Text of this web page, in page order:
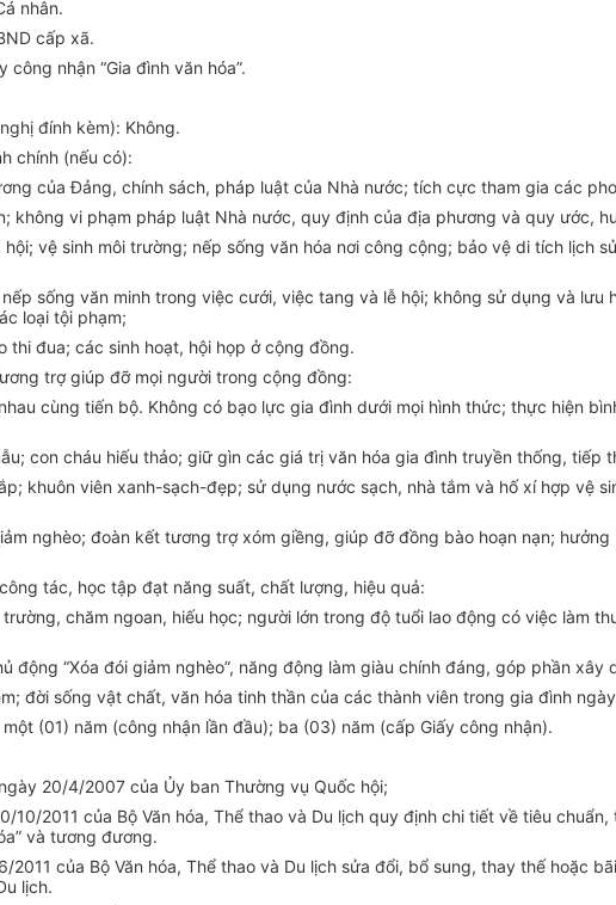
nhân.
cấp xã.
nhận “Gia đình văn hóa”.
đính kèm): Không.
chính (nếu có):
của Đảng, chính sách, pháp luật của Nhà nước; tích cực tham gia các
không vi phạm pháp luật Nhà nước, quy định của địa phương và quy ước,
vệ sinh môi trường; nếp sống văn hóa nơi công cộng; bảo vệ di tích
sống văn minh trong việc cưới, việc tang và lễ hội; không sử dụng và
loại tội phạm;
đua; các sinh hoạt, hội họp ở cộng đồng.
trợ giúp đỡ mọi người trong cộng đồng:
cùng tiến bộ. Không có bạo lực gia đình dưới mọi hình thức; thực hiện
con cháu hiếu thảo; giữ gìn các giá trị văn hóa gia đình truyền thống, tiếp
khuôn viên xanh-sạch-đẹp; sử dụng nước sạch, nhà tắm và hố xí hợp vệ
nghèo; đoàn kết tương trợ xóm giềng, giúp đỡ đồng bào hoạn nạn;
tác, học tập đạt năng suất, chất lượng, hiệu quả:
chăm ngoan, hiếu học; người lớn trong độ tuổi lao động có việc làm
động “Xóa đói giảm nghèo”, năng động làm giàu chính đáng, góp phần xây
đời sống vật chất, văn hóa tinh thần của các thành viên trong gia đình
(01) năm (công nhận lần đầu); ba (03) năm (cấp Giấy công nhận).
20/4/2007 của Ủy ban Thường vụ Quốc hội;
10/2011 của Bộ Văn hóa, Thể thao và Du lịch quy định chi tiết về tiêu
và tương đương.
2011 của Bộ Văn hóa, Thể thao và Du lịch sửa đổi, bổ sung, thay thế hoặc
lịch.